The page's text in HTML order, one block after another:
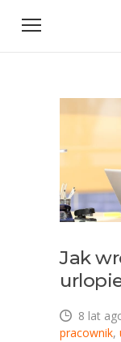
Jak
8 lat
pracownik,